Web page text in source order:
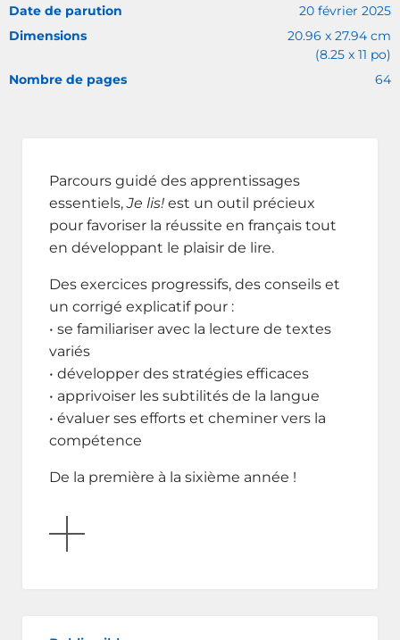
Date de parution
20 février 2025
Dimensions
20.96 x 27.94 cm
(8.25 x 11 po)
Nombre de pages
64
Parcours guidé des apprentissages
essentiels,Je lis! est un outil précieux
pour favoriser la réussite en français tout
en développant le plaisir de lire.
Des exercices progressifs, des conseils et
un corrigé explicatif pour :
• se familiariser avec la lecture de textes
variés
• développer des stratégies efficaces
• apprivoiser les subtilités de la langue
• évaluer ses efforts et cheminer vers la
compétence
De la première à la sixième année !